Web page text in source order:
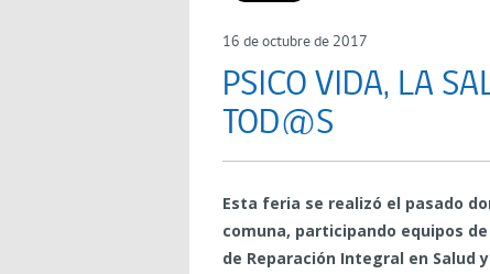
16 de octubre de 2017
PSICO VIDA, LA
TOD@S
Esta feria se realizó el pasado
comuna, participando equipos
de Reparación Integral en Salud y